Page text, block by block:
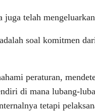
telah
soal komitmen
peraturan,
di mana lubang-
tetapi